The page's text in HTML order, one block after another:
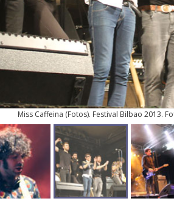
Miss Caffeina (Fotos). Festival Bilbao 2013.